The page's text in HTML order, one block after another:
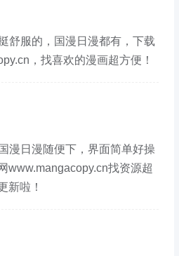
舒服的，国漫日漫都有，下载
，找喜欢的漫画超方便！
漫日漫随便下，界面简单好操
www.mangacopy.cn找资源超
新啦！